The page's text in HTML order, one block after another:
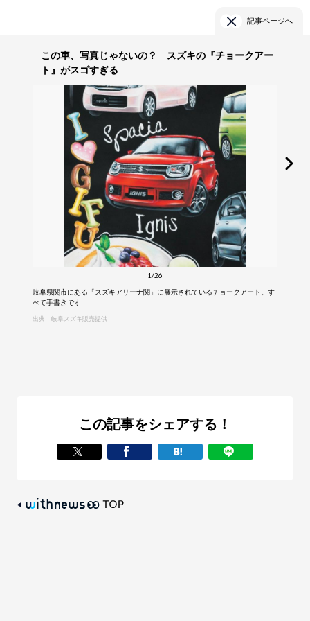
記事ページへ
この車、写真じゃないの？ スズキの『チョークアー
ト』がスゴすぎる
1/26
岐阜県関市にある「スズキアリーナ関」に展示されているチョークアート。す
べて手書きです
出典：岐阜スズキ販売提供
この記事をシェアする！